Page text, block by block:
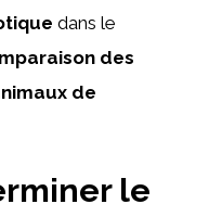
dans le
des
de
le